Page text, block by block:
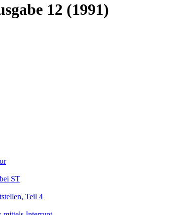
12 (1991)
ST
Teil 4